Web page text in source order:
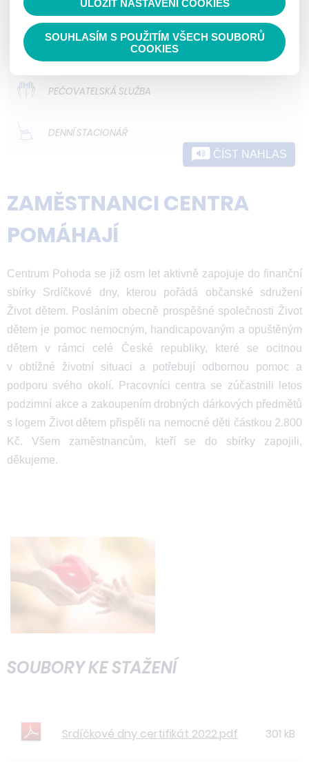
ODLEHČOVACÍ SLUŽBY
DOMOVY PRO OSOBY SE ZDRAVOTNÍM
PEČOVATELSKÁ SLUŽBA
DENNÍ STACIONÁŘ
ČÍST NAHLAS
ZAMĚSTNANCI CENTRA
POMÁHAJÍ
Centrum Pohoda se již osm let aktivně zapojuje do finanční
sbírky Srdíčkové dny, kterou pořádá občanské sdružení
Život dětem. Posláním obecně prospěšné společnosti Život
dětem je pomoc nemocným, handicapovaným a opuštěným
dětem v rámci celé České republiky, které se ocitnou
v obtížné životní situaci a potřebují odbornou pomoc a
podporu svého okolí. Pracovníci centra se zúčastnili letos
podzimní akce a zakoupením drobných dárkových předmětů
s logem Život dětem přispěli na nemocné děti částkou 2.800
Kč. Všem zaměstnancům, kteří se do sbírky zapojili,
děkujeme.
SOUBORY KE STAŽENÍ
Srdíčkové dny certifikát 2022.pdf 301 kB
ULOŽIT NASTAVENÍ COOKIES
SOUHLASÍM S POUŽITÍM VŠECH SOUBORŮ
COOKIES